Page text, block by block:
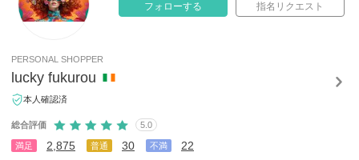
フォローする 指名リクエスト
PERSONAL SHOPPER
lucky fukurou
本人確認済
総合評価 5.0
満足 2,875 普通 30 不満 22